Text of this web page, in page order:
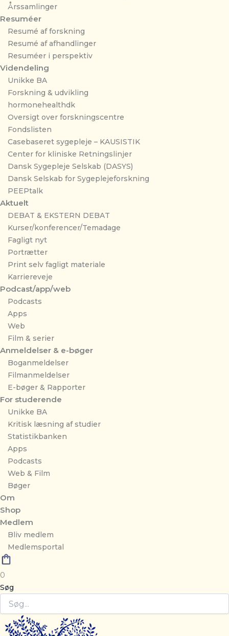
Årssamlinger
Resuméer
Resumé af forskning
Resumé af afhandlinger
Resuméer i perspektiv
Videndeling
Unikke BA
Forskning & udvikling
hormonehealthdk
Oversigt over forskningscentre
Fondslisten
Casebaseret sygepleje – KAUSISTIK
Center for kliniske Retningslinjer
Dansk Sygepleje Selskab (DASYS)
Dansk Selskab for Sygeplejeforskning
PEEPtalk
Aktuelt
DEBAT & EKSTERN DEBAT
Kurser/konferencer/Temadage
Fagligt nyt
Portrætter
Print selv fagligt materiale
Karriereveje
Podcast/app/web
Podcasts
Apps
Web
Film & serier
Anmeldelser & e-bøger
Boganmeldelser
Filmanmeldelser
E-bøger & Rapporter
For studerende
Unikke BA
Kritisk læsning af studier
Statistikbanken
Apps
Podcasts
Web & Film
Bøger
Om
Shop
Medlem
Bliv medlem
Medlemsportal
0
Søg